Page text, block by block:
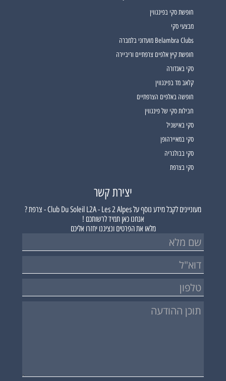
חופשת סקי בפינגווין
מבצעי סקי
Belambra Clubs מועדוני בלמברה
חופשת קיץ אלפים צרפתיים וריביירה
סקי באנדורה
קלאב מד בפינגווין
חופשה באלפים הצרפתיים
חבילות סקי של פינגווין
סקי באישגיל
סקי במאיירהופן
סקי בבולגריה
סקי בצרפת
יצירת קשר
מעוניינים לקבל מידע נוסף עלClub Du Soleil L2A - Les 2 Alpes - צרפת ?
אנחנו כאן תמיד לרשותכם !
מלאו את הפרטים ונציגנו יחזרו אליכם